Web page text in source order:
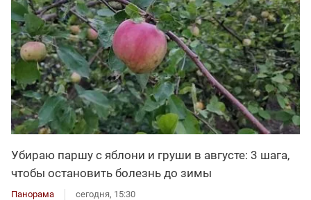
Убираю паршу с яблони и груши в августе: 3 шага,
чтобы остановить болезнь до зимы
Панорама сегодня, 15:30